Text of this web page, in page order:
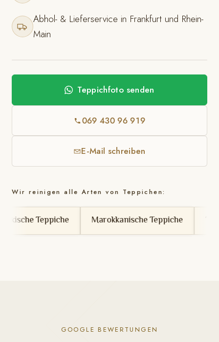
Abhol- & Lieferservice in Frankfurt und Rhein-
Main
Teppichfoto senden
069 430 96 919
E-Mail schreiben
Wir reinigen alle Arten von Teppichen:
Marokkanische Teppiche Tunesische
GOOGLE BEWERTUNGEN